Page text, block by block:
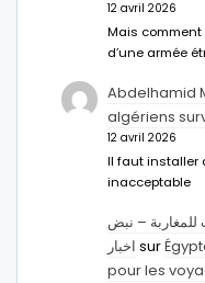
12 avril 2026
Mais comment
d’une armée
Abdelhamid
algériens
12 avril 2026
Il faut installer
inacceptable
– نبض
اخبار sur
pour les